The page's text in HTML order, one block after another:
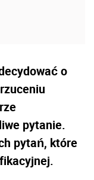
o
pytanie.
pytań, które